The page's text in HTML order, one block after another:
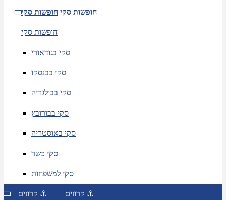
חופשות סקי חופשות סקי
חופשות סקי
סקי בגודאורי
סקי בבנסקו
סקי בבולגריה
סקי בבורובץ
סקי באוסטריה
סקי כשר
סקי למשפחות
קרוזים ⚓ קרוזים ⚓